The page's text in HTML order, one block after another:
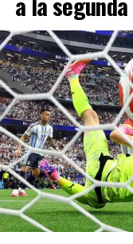
egipcio, Mostafa
cuenta del máximo
nuevo récord que
mundialistas
La racha goleadora
octavos de final
Pulga metió el
frente a Países
Francia.